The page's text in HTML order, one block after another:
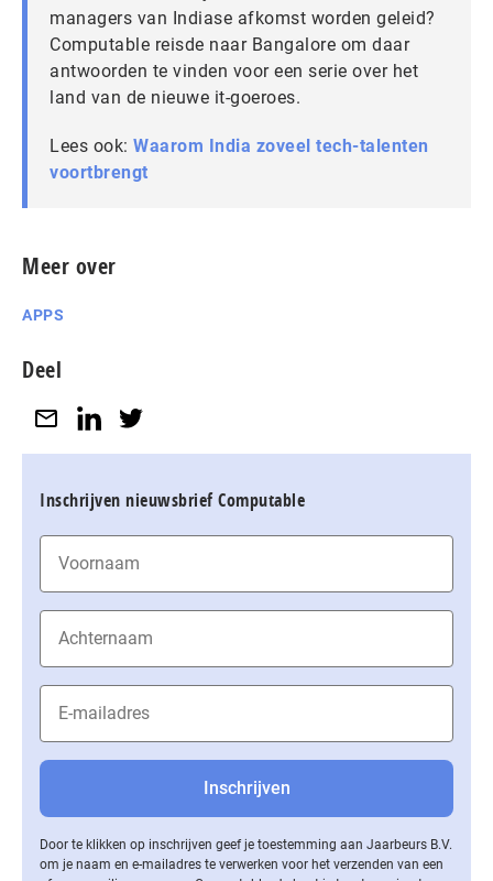
managers van Indiase afkomst worden geleid?
Computable reisde naar Bangalore om daar
antwoorden te vinden voor een serie over het
land van de nieuwe it-goeroes.
Lees ook: Waarom India zoveel tech-talenten
voortbrengt
Meer over
APPS
Deel
Inschrijven nieuwsbrief Computable
Door te klikken op inschrijven geef je toestemming aan Jaarbeurs B.V.
om je naam en e-mailadres te verwerken voor het verzenden van een